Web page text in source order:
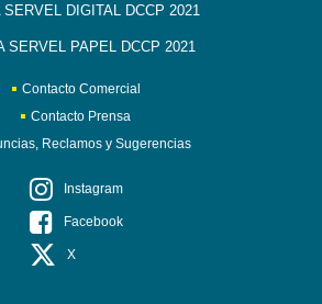
SERVEL DIGITAL DCCP 2021
SERVEL PAPEL DCCP 2021
Contacto Comercial
Contacto Prensa
Reclamos y Sugerencias
Instagram
Facebook
X